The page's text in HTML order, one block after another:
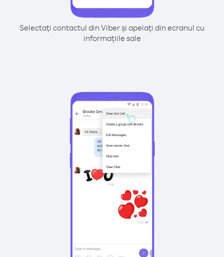
Selectați contactul din Viber și apelați din ecranul cu
informațiile sale